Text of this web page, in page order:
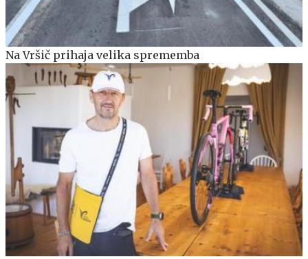
Na Vršič prihaja velika sprememba